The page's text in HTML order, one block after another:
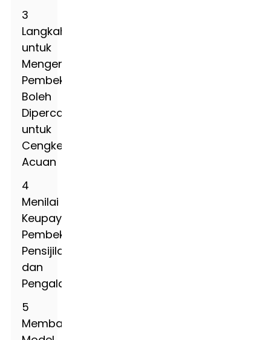
3
Langkah
untuk
Mengenalpasti
Pembekal
Boleh
Dipercayai
untuk
Cengkerang
Acuan
4
Menilai
Keupayaan
Pembekal:
Pensijilan
dan
Pengalaman
5
Membandingkan